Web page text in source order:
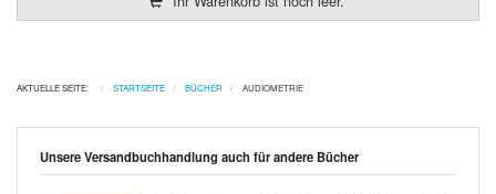
AKTUELLE SEITE: STARTSEITE BÜCHER AUDIOMETRIE
Unsere Versandbuchhandlung auch für andere Bücher